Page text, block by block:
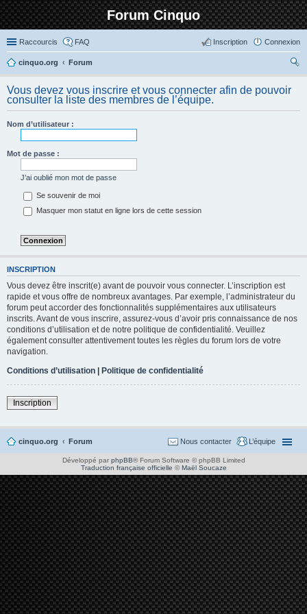
Forum Cinquo
Raccourcis FAQ Connexion
Inscription
cinquo.org
Forum
her
ch
Vous devez vous inscrire et vous connecter afin de pouvoir
consulter la liste des membres de l’équipe.
Nom d’utilisateur :
Mot de passe :
J’ai oublié mon mot de passe
Se souvenir de moi
Masquer mon statut en ligne lors de cette session
INSCRIPTION
Vous devez être inscrit(e) avant de pouvoir vous connecter. L’inscription est
rapide et vous offre de nombreux avantages. Par exemple, l’administrateur du
forum peut accorder des fonctionnalités supplémentaires aux utilisateurs
inscrits. Avant de vous inscrire, assurez-vous d’avoir pris connaissance de nos
conditions d’utilisation et de notre politique de confidentialité. Veuillez
également consulter attentivement toutes les règles du forum lors de votre
navigation.
Conditions d’utilisation | Politique de confidentialité
Inscription
cinquo.org Forum L’équipe
Nous contacter
Développé par phpBB® Forum Software © phpBB Limited
Traduction française officielle ©Maël Soucaze